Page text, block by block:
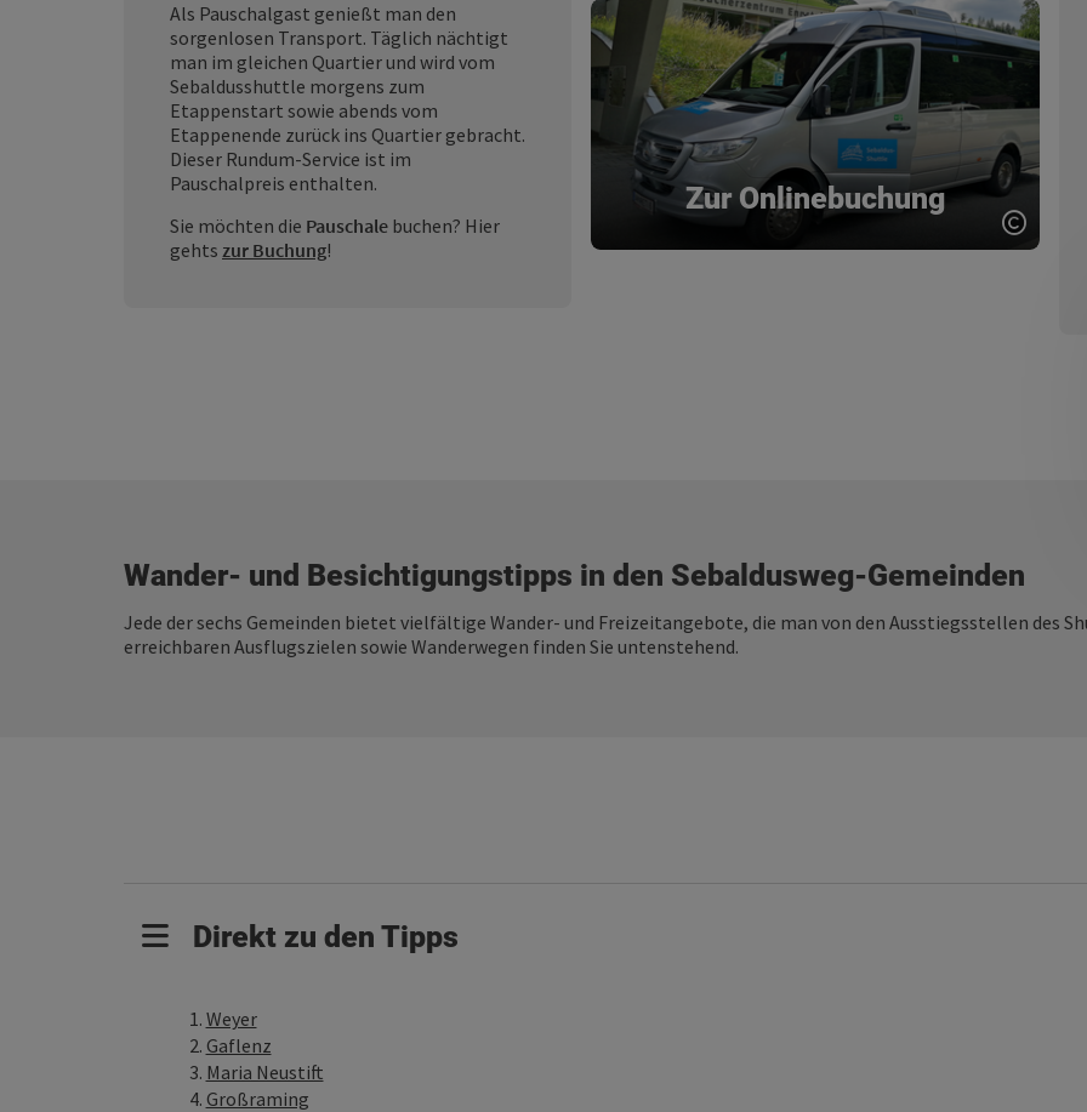
Als Pauschalgast genießt man den
sorgenlosen Transport. Täglich nächtigt
man im gleichen Quartier und wird vom
Sebaldusshuttle morgens zum
Etappenstart sowie abends vom
Etappenende zurück ins Quartier gebracht.
Dieser Rundum-Service ist im
Pauschalpreis enthalten.
Sie möchten die Pauschale buchen? Hier
gehts zur Buchung!
Zur Onlinebuchung
Wander- und Besichtigungstipps in den Sebaldusweg-Gemeinden
Jede der sechs Gemeinden bietet vielfältige Wander- und Freizeitangebote, die man von den Ausstiegsstellen des
erreichbaren Ausflugszielen sowie Wanderwegen finden Sie untenstehend.
Direkt zu den Tipps
Weyer
Gaflenz
Maria Neustift
Großraming